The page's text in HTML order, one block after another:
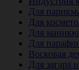
Для
Для
Для
Для
Восковая
Для загара